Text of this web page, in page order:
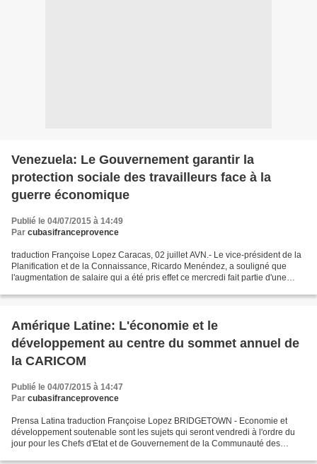
Venezuela: Le Gouvernement garantir la
protection sociale des travailleurs face à la
guerre économique
Publié le 04/07/2015 à 14:49
Par cubasifranceprovence
traduction Françoise Lopez Caracas, 02 juillet AVN.- Le vice-président de la
Planification et de la Connaissance, Ricardo Menéndez, a souligné que
l'augmentation de salaire qui a été pris effet ce mercredi fait partie d'une
Amérique Latine: L'économie et le
développement au centre du sommet annuel de
la CARICOM
Publié le 04/07/2015 à 14:47
Par cubasifranceprovence
Prensa Latina traduction Françoise Lopez BRIDGETOWN - Economie et
développement soutenable sont les sujets qui seront vendredi à l'ordre du
jour pour les Chefs d'Etat et de Gouvernement de la Communauté des